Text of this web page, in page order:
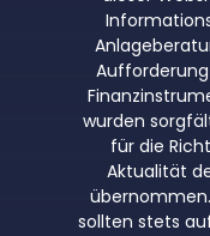
wurden
für die
Aktualität
sollten stets